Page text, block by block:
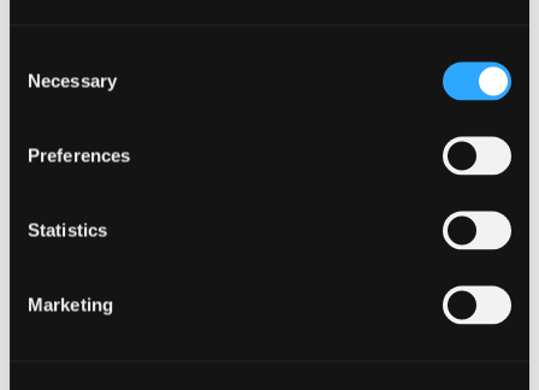
Selection
Necessary
Preferences
Statistics
Marketing
Miljøvurdering af Kommuneplan 2025
Lovgrundlag og retsvirkninger
Ordforklaring